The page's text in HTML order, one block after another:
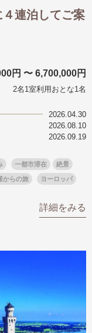
４連泊してご案
円 〜 6,700,000円
2名1室利用おとな1名
2026.04.30
2026.08.10
2026.09.19
一都市滞在 絶景
からの旅 ヨーロッパ
詳細をみる